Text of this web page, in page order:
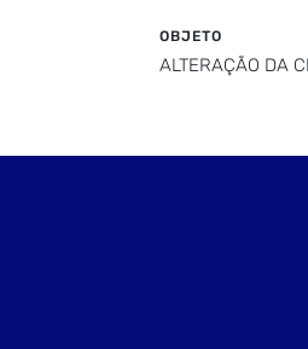
OBJETO
ALTERAÇÃO DA